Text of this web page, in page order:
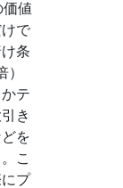
価値
で
条
テ
き
を
こ
プ